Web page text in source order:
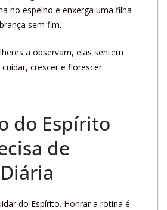
no espelho e enxerga uma filha
sem fim.
a observam, elas sentem
crescer e florescer.
do Espírito
de
do Espírito. Honrar a rotina é